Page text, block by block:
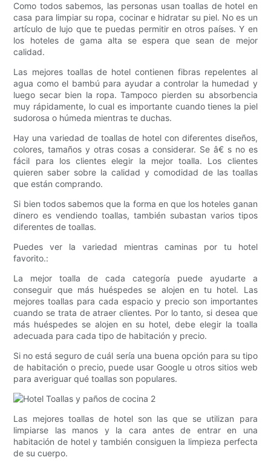
Como todos sabemos, las personas usan toallas de hotel en
casa para limpiar su ropa, cocinar e hidratar su piel. No es un
artículo de lujo que te puedas permitir en otros países. Y en
los hoteles de gama alta se espera que sean de mejor
calidad.
Las mejores toallas de hotel contienen fibras repelentes al
agua como el bambú para ayudar a controlar la humedad y
luego secar bien la ropa. Tampoco pierden su absorbencia
muy rápidamente, lo cual es importante cuando tienes la piel
sudorosa o húmeda mientras te duchas.
Hay una variedad de toallas de hotel con diferentes diseños,
colores, tamaños y otras cosas a considerar. Se â€ s no es
fácil para los clientes elegir la mejor toalla. Los clientes
quieren saber sobre la calidad y comodidad de las toallas
que están comprando.
Si bien todos sabemos que la forma en que los hoteles ganan
dinero es vendiendo toallas, también subastan varios tipos
diferentes de toallas.
Puedes ver la variedad mientras caminas por tu hotel
favorito.:
La mejor toalla de cada categoría puede ayudarte a
conseguir que más huéspedes se alojen en tu hotel. Las
mejores toallas para cada espacio y precio son importantes
cuando se trata de atraer clientes. Por lo tanto, si desea que
más huéspedes se alojen en su hotel, debe elegir la toalla
adecuada para cada tipo de habitación y precio.
Si no está seguro de cuál sería una buena opción para su tipo
de habitación o precio, puede usar Google u otros sitios web
para averiguar qué toallas son populares.
Las mejores toallas de hotel son las que se utilizan para
limpiarse las manos y la cara antes de entrar en una
habitación de hotel y también consiguen la limpieza perfecta
de su cuerpo.